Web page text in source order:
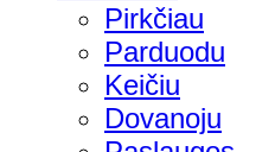
Pirkčiau
Parduodu
Keičiu
Dovanoju